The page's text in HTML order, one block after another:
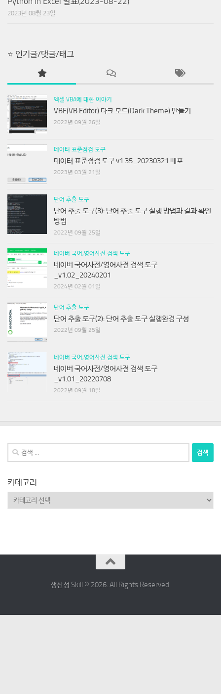
2023년 08월 23일
⭐ 인기글/댓글/태그
엑셀 VBA에 대한 이야기
VBE(VB Editor) 다크 모드(Dark Theme) 만들기
2022년 09월 26일
데이터 표준점검 도구
데이터 표준점검 도구 v1.35_20230321 배포
2023년 03월 21일
단어 추출 도구
단어 추출 도구(3): 단어 추출 도구 실행 방법과 결과 확인
방법
2022년 09월 25일
네이버 국어,영어사전 검색 도구
네이버 국어사전/영어사전 검색 도구
_v1.02_20240201
2024년 02월 01일
단어 추출 도구
단어 추출 도구(2): 단어 추출 도구 실행환경 구성
2022년 09월 25일
네이버 국어,영어사전 검색 도구
네이버 국어사전/영어사전 검색 도구
_v1.01_20220708
2022년 09월 18일
검
색:
카테고리
테
생산성 Skill © 2026. All Rights Reserved.